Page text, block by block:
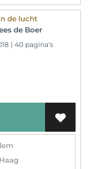
de lucht
de Boer
| 40 pagina's